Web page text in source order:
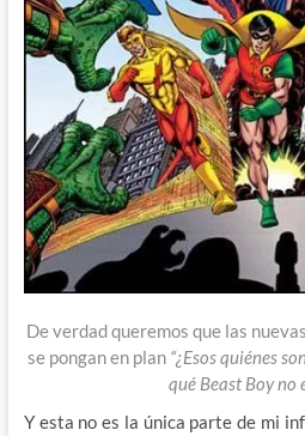
De verdad queremos que las
se pongan en plan “¿Esos quiénes
qué Beast Boy no
Y esta no es la única parte de mi